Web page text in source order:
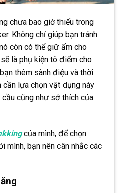
chưa bao giờ thiếu trong
Không chỉ giúp bạn tránh
còn có thể giữ ấm cho
là phụ kiện tô điểm cho
thêm sành điệu và thời
cần lựa chọn vật dụng này
cũng như sở thích của
của mình, để chọn
mình, bạn nên cân nhắc các